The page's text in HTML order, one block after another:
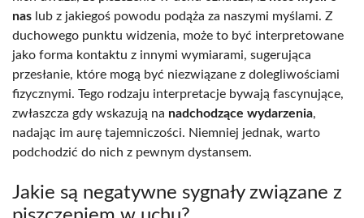
nas lub z jakiegoś powodu podąża za naszymi myślami. Z
duchowego punktu widzenia, może to być interpretowane
jako forma kontaktu z innymi wymiarami, sugerująca
przesłanie, które mogą być niezwiązane z dolegliwościami
fizycznymi. Tego rodzaju interpretacje bywają fascynujące,
zwłaszcza gdy wskazują na nadchodzące wydarzenia,
nadając im aurę tajemniczości. Niemniej jednak, warto
podchodzić do nich z pewnym dystansem.
Jakie są negatywne sygnały związane z